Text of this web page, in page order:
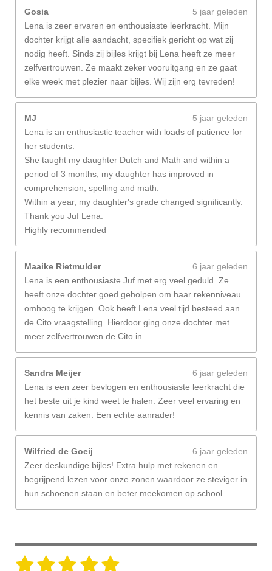
Gosia
5 jaar geleden
Lena is zeer ervaren en enthousiaste leerkracht. Mijn
dochter krijgt alle aandacht, specifiek gericht op wat zij
nodig heeft. Sinds zij bijles krijgt bij Lena heeft ze meer
zelfvertrouwen. Ze maakt zeker vooruitgang en ze gaat
elke week met plezier naar bijles. Wij zijn erg tevreden!
MJ
5 jaar geleden
Lena is an enthusiastic teacher with loads of patience for
her students.
She taught my daughter Dutch and Math and within a
period of 3 months, my daughter has improved in
comprehension, spelling and math.
Within a year, my daughter's grade changed significantly.
Thank you Juf Lena.
Highly recommended
Maaike Rietmulder
6 jaar geleden
Lena is een enthousiaste Juf met erg veel geduld. Ze
heeft onze dochter goed geholpen om haar rekenniveau
omhoog te krijgen. Ook heeft Lena veel tijd besteed aan
de Cito vraagstelling. Hierdoor ging onze dochter met
meer zelfvertrouwen de Cito in.
Sandra Meijer
6 jaar geleden
Lena is een zeer bevlogen en enthousiaste leerkracht die
het beste uit je kind weet te halen. Zeer veel ervaring en
kennis van zaken. Een echte aanrader!
Wilfried de Goeij
6 jaar geleden
Zeer deskundige bijles! Extra hulp met rekenen en
begrijpend lezen voor onze zonen waardoor ze steviger in
hun schoenen staan en beter meekomen op school.
R
1 2 3 4 5